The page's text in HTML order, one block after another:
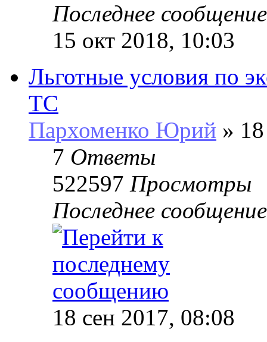
Последнее
15 окт 2018, 10:03
Льготные условия по
ТС
Пархоменко Юрий »
7 Ответы
522597 Просмотры
Последнее
18 сен 2017, 08:08